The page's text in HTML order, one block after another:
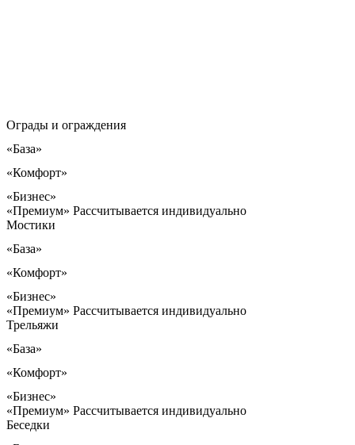
Ограды и ограждения
«База»
«Комфорт»
«Бизнес»
«Премиум» Рассчитывается индивидуально
Мостики
«База»
«Комфорт»
«Бизнес»
«Премиум» Рассчитывается индивидуально
Трельяжи
«База»
«Комфорт»
«Бизнес»
«Премиум» Рассчитывается индивидуально
Беседки